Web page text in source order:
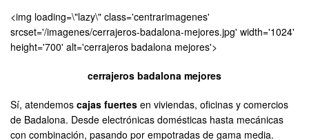
<img loading=\"lazy\" class='centrarimagenes'
srcset='/imagenes/cerrajeros-badalona-mejores.jpg' width='1024'
height='700' alt='cerrajeros badalona mejores'>
cerrajeros badalona mejores
Sí, atendemos cajas fuertes en viviendas, oficinas y comercios
de Badalona. Desde electrónicas domésticas hasta mecánicas
con combinación, pasando por empotradas de gama media.